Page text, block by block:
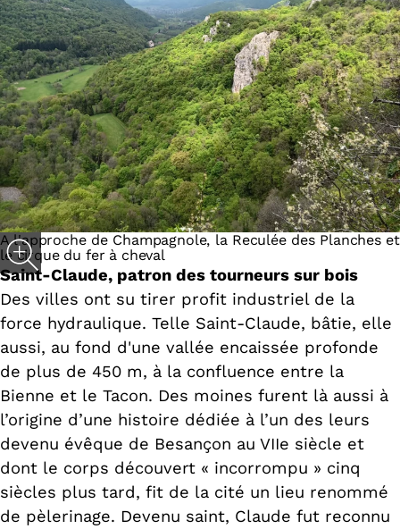
A l'approche de Champagnole, la Reculée des Planches et
le cirque du fer à cheval
Saint-Claude, patron des tourneurs sur bois
Des villes ont su tirer profit industriel de la
force hydraulique. Telle Saint-Claude, bâtie, elle
aussi, au fond d'une vallée encaissée profonde
de plus de 450 m, à la confluence entre la
Bienne et le Tacon. Des moines furent là aussi à
l’origine d’une histoire dédiée à l’un des leurs
devenu évêque de Besançon au VIIe siècle et
dont le corps découvert « incorrompu » cinq
siècles plus tard, fit de la cité un lieu renommé
de pèlerinage. Devenu saint, Claude fut reconnu